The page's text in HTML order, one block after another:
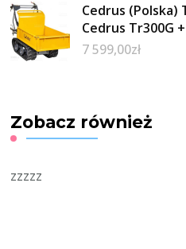
Cedrus
Cedrus Tr300G
7 599,00zł
Zobacz również
zzzzz